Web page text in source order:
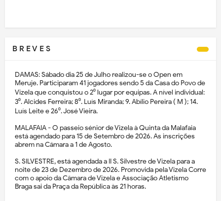
B R E V E S
DAMAS: Sábado dia 25 de Julho realizou-se o Open em
Meruje. Participaram 41 jogadores sendo 5 da Casa do Povo de
Vizela que conquistou o 2⁰ lugar por equipas. A nível individual:
3⁰. Alcides Ferreira; 8⁰. Luís Miranda; 9. Abílio Pereira ( M ); 14.
Luís Leite e 26⁰. José Vieira.
MALAFAIA - O passeio sénior de Vizela à Quinta da Malafaia
está agendado para 15 de Setembro de 2026. As inscrições
abrem na Câmara a 1 de Agosto.
S. SILVESTRE, está agendada a II S. Silvestre de Vizela para a
noite de 23 de Dezembro de 2026. Promovida pela Vizela Corre
com o apoio da Câmara de Vizela e Associação Atletismo
Braga sai da Praça da República às 21 horas.